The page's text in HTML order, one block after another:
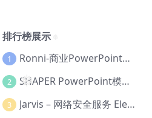
❅
排行榜展示
1 Ronni-商业PowerPoint模板【Dc-0077】
2 SHAPER PowerPoint模板【Dc-0184】
3 Jarvis – 网络安全服务 Elementor 模板套件【Aa-0035】